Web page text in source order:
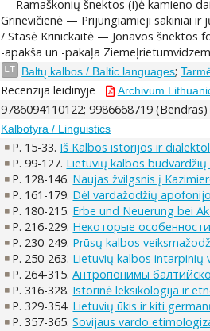
— Ramaškonių šnektos (i)ė kamieno
Grinevičienė — Prijungiamieji sakiniai
/ Stasė Krinickaitė — Jonavos šnektos
-apakša un -pakaļa
LT Baltų kalbos / Baltic languages;
Recenzija leidinyje Archivum
9786094110122; 9986668719 (Bendras)
Kalbotyra / Linguistics
P. 15-33. Iš Kalbos istorijos ir
P. 99-127. Lietuvių kalbos
P. 128-146. Naujas žvilgsnis į
P. 161-179. Dėl vardažodžių
P. 180-215. Erbe und Neuerung bei
P. 216-229. Некоторые
P. 230-249. Prūsų kalbos
P. 250-263. Lietuvių kalbos intarpinių
P. 264-315.Антропонимы
P. 316-328. Istorinė leksikologija ir
P. 329-354. Lietuvių ūkis ir kiti
P. 357-365.Sovijaus vardo